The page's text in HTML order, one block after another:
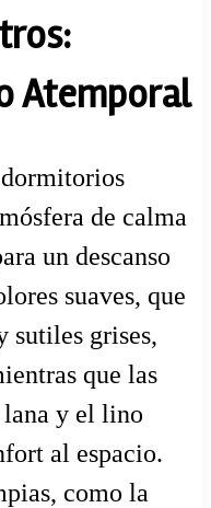
Atemporal
de calma
un descanso
suaves, que
sutiles grises,
que las
lana y el lino
al espacio.
como la